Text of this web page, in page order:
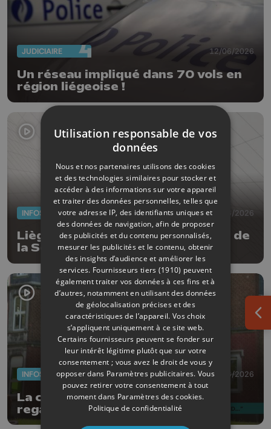
JUDICIAIRE 12/06/2026
Un réseau impliqué dans 70 vols en
région liégeoise !
INFOS 11/06/2026
Liège ouvre son coeur à la Maison de
la Science
INFOS 09/06/2026
La châtaigneraie : Construire le
regard, archives inédites et
photographies contemporaines
Utilisation responsable de vos
données
Nous et nos partenaires utilisons des cookies
et des technologies similaires pour stocker et
accéder à des informations sur votre appareil
et traiter des données personnelles, telles que
votre adresse IP, des identifiants uniques et
des données de navigation, afin de proposer
des publicités et du contenu personnalisés,
mesurer les publicités et le contenu, obtenir
des insights d’audience et améliorer les
services. Fournisseurs tiers (1910) peuvent
également traiter vos données à ces fins et à
d’autres, notamment en utilisant des données
de géolocalisation précises et des
caractéristiques de l’appareil. Vos choix
s’appliquent uniquement à ce site web.
Certains fournisseurs peuvent se fonder sur
leur intérêt légitime plutôt que sur votre
consentement ; vous avez le droit de vous y
opposer dans Paramètres publicitaires. Vous
pouvez retirer votre consentement à tout
moment dans Paramètres des cookies.
Politique de confidentialité